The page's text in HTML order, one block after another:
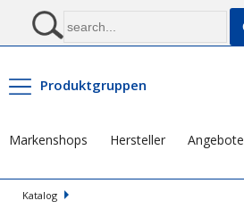
Produktgruppen
Markenshops Hersteller Angebote
Katalog